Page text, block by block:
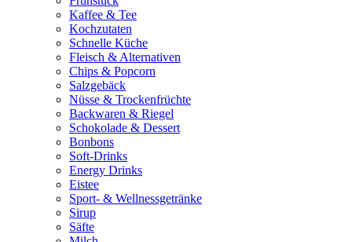
Kaffee & Tee
Kochzutaten
Schnelle Küche
Fleisch & Alternativen
Chips & Popcorn
Salzgebäck
Nüsse & Trockenfrüchte
Backwaren & Riegel
Schokolade & Dessert
Bonbons
Soft-Drinks
Energy Drinks
Eistee
Sport- & Wellnessgetränke
Sirup
Säfte